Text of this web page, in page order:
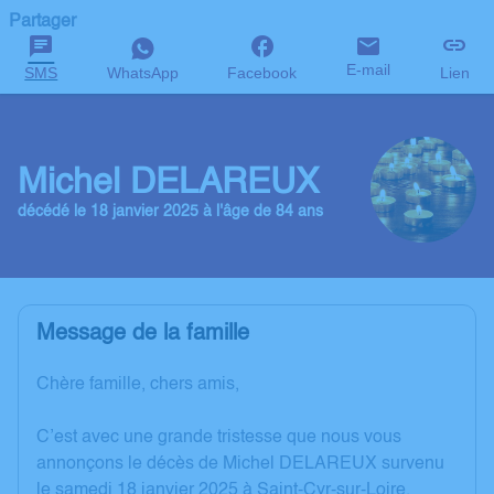
Partager
SMS WhatsApp Facebook E-mail Lien
Michel DELAREUX
décédé le 18 janvier 2025 à l'âge de 84 ans
Message de la famille
Chère famille, chers amis,
C’est avec une grande tristesse que nous vous
annonçons le décès de Michel DELAREUX survenu